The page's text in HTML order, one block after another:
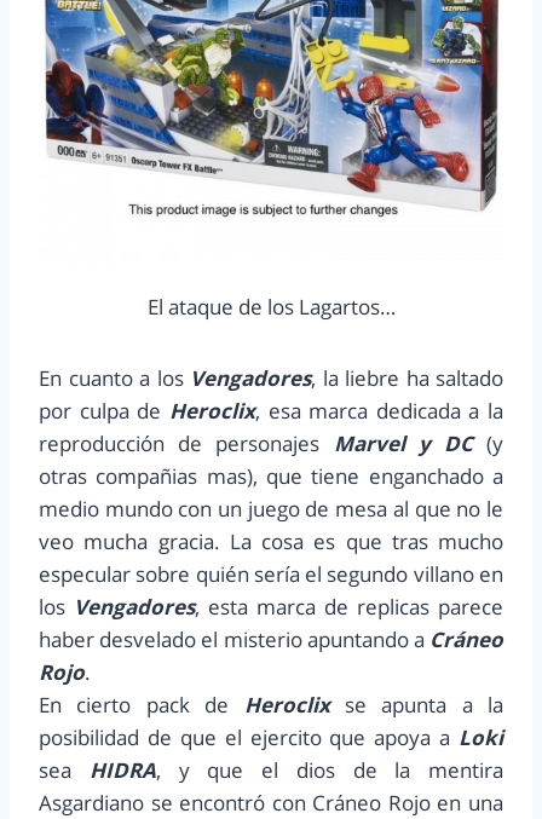
El ataque de los Lagartos…
En cuanto a los Vengadores, la liebre ha saltado
por culpa de Heroclix, esa marca dedicada a la
reproducción de personajes Marvel y DC (y
otras compañias mas), que tiene enganchado a
medio mundo con un juego de mesa al que no le
veo mucha gracia. La cosa es que tras mucho
especular sobre quién sería el segundo villano en
los Vengadores, esta marca de replicas parece
haber desvelado el misterio apuntando a Cráneo
Rojo.
En cierto pack de Heroclixse apunta a la
posibilidad de que el ejercito que apoya a Loki
sea HIDRA, y que el dios de la mentira
Asgardiano se encontró con Cráneo Rojo en una